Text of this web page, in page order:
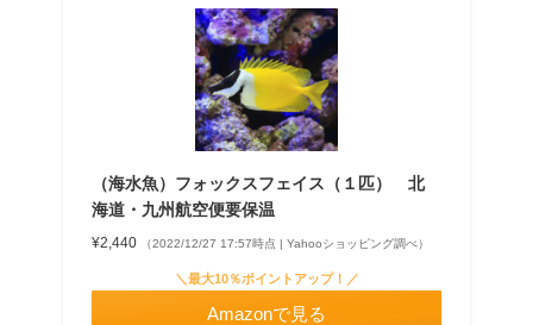
（海水魚）フォックスフェイス（１匹） 北
海道・九州航空便要保温
¥2,440 （2022/12/27 17:57時点 | Yahooショッピング調べ）
＼最大10％ポイントアップ！／
Amazonで見る